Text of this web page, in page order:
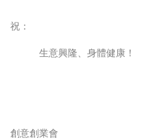
祝：
生意興隆、身體健康！
創意創業會